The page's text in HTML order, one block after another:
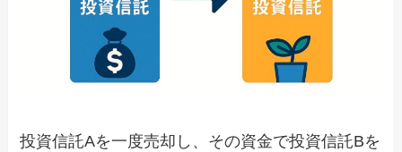
投資信託Aを一度売却し、その資金で投資信託Bを